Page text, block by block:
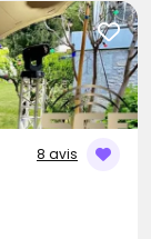
8 avis